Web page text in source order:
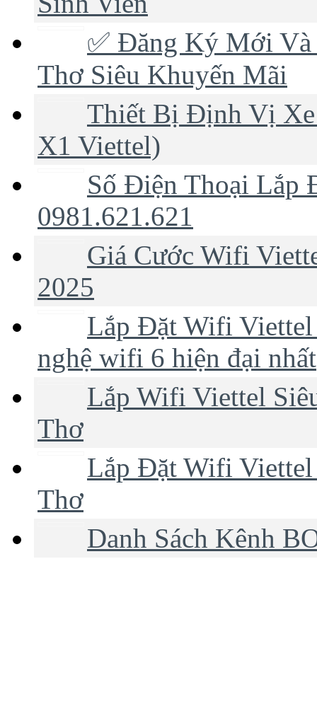
✅‎ Đăng Ký Mới Và
Thơ Siêu Khuyến Mãi
Thiết Bị Định Vị
X1 Viettel)
Số Điện Thoại Lắp
0981.621.621
Giá Cước Wifi
2025
Lắp Đặt Wifi Viettel
nghệ wifi 6 hiện đại nhất
Lắp Wifi Viettel
Thơ
Lắp Đặt Wifi
Thơ
Danh Sách Kênh